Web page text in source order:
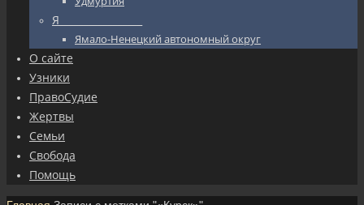
Я_________________
Ямало-Ненецкий автономный округ
О сайте
Узники
ПравоСудие
Жертвы
Семьи
Свобода
Помощь